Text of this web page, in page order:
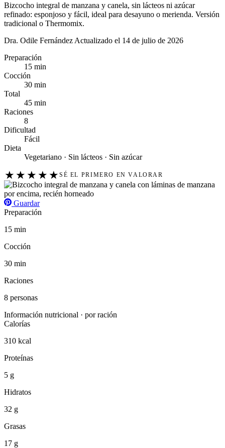
Bizcocho integral de manzana y canela, sin lácteos ni azúcar
refinado: esponjoso y fácil, ideal para desayuno o merienda. Versión
tradicional o Thermomix.
Dra. Odile Fernández Actualizado el 14 de julio de 2026
Preparación
15 min
Cocción
30 min
Total
45 min
Raciones
8
Dificultad
Fácil
Dieta
Vegetariano · Sin lácteos · Sin azúcar
★ ★ ★ ★ ★ SÉ EL PRIMERO EN VALORAR
Guardar
Preparación
15 min
Cocción
30 min
Raciones
8 personas
Información nutricional · por ración
Calorías
310 kcal
Proteínas
5 g
Hidratos
32 g
Grasas
17 g